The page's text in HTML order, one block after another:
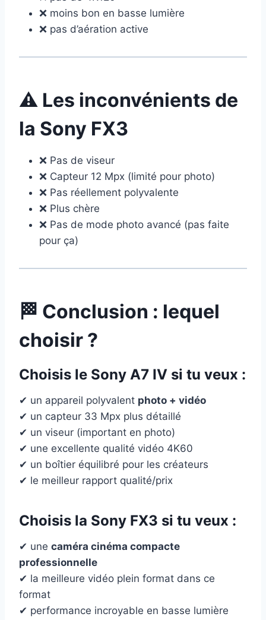
❌ moins bon en basse lumière
❌ pas d’aération active
⚠️ Les inconvénients de
la Sony FX3
❌ Pas de viseur
❌ Capteur 12 Mpx (limité pour photo)
❌ Pas réellement polyvalente
❌ Plus chère
❌ Pas de mode photo avancé (pas faite
pour ça)
🏁 Conclusion : lequel
choisir ?
Choisis le Sony A7 IV si tu veux :
✔ un appareil polyvalent photo + vidéo
✔ un capteur 33 Mpx plus détaillé
✔ un viseur (important en photo)
✔ une excellente qualité vidéo 4K60
✔ un boîtier équilibré pour les créateurs
✔ le meilleur rapport qualité/prix
Choisis la Sony FX3 si tu veux :
✔ une caméra cinéma compacte
professionnelle
✔ la meilleure vidéo plein format dans ce
format
✔ performance incroyable en basse lumière